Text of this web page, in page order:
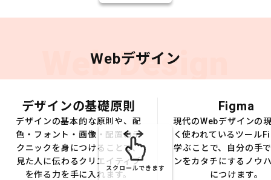
Web Design
Webデザイン
デザインの基礎原則
デザインの基本的な原則や、配
色・フォント・画像・配置のテ
クニックを身につけることで、
見た人に伝わるクリエイティブ
を作る力を手に入れます。
Figma
現代のWebデザインの
く使われているツール
学ぶことで、自分の手
ンをカタチにするノウ
につけます。
スクロールできます